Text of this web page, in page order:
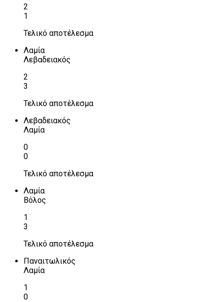
2
1
Τελικό αποτέλεσμα
Λαμία
Λεβαδειακός
2
3
Τελικό αποτέλεσμα
Λεβαδειακός
Λαμία
0
0
Τελικό αποτέλεσμα
Λαμία
Βόλος
1
3
Τελικό αποτέλεσμα
Παναιτωλικός
Λαμία
1
0